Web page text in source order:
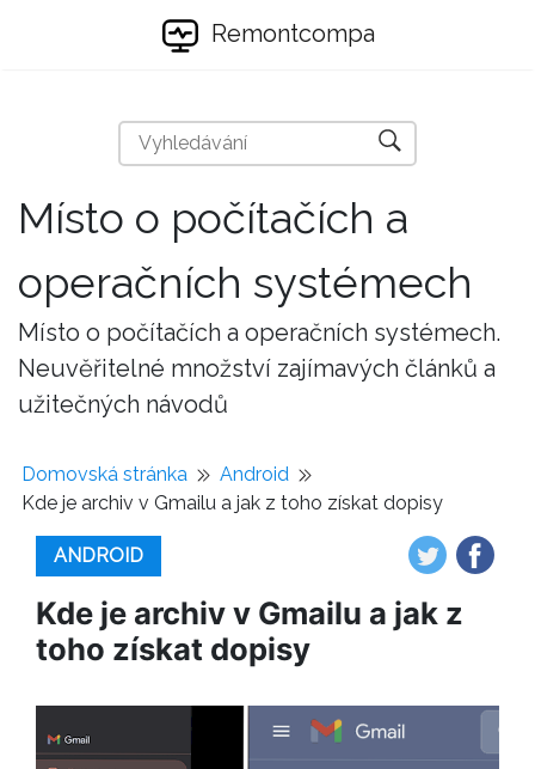
Remontcompa
Místo o počítačích a
operačních systémech
Místo o počítačích a operačních systémech.
Neuvěřitelné množství zajímavých článků a
užitečných návodů
Domovská stránka
Android
Kde je archiv v Gmailu a jak z toho získat dopisy
ANDROID
Kde je archiv v Gmailu a jak z
toho získat dopisy